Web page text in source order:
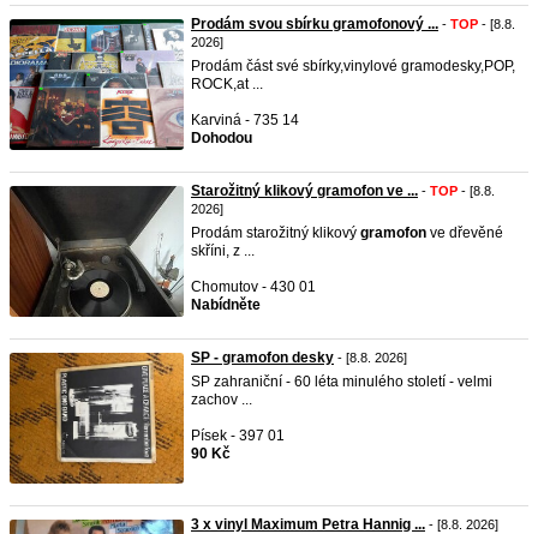
Prodám svou sbírku gramofonový ... - TOP - [8.8.
2026]
Prodám část své sbírky,vinylové gramodesky,POP,
ROCK,at ...
Karviná - 735 14
Dohodou
Starožitný klikový gramofon ve ... - TOP - [8.8.
2026]
Prodám starožitný klikový gramofon ve dřevěné
skříni, z ...
Chomutov - 430 01
Nabídněte
SP - gramofon desky - [8.8. 2026]
SP zahraniční - 60 léta minulého století - velmi
zachov ...
Písek - 397 01
90 Kč
3 x vinyl Maximum Petra Hannig ... - [8.8. 2026]